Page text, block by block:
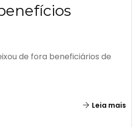
de fora beneficiários de
Leia mais